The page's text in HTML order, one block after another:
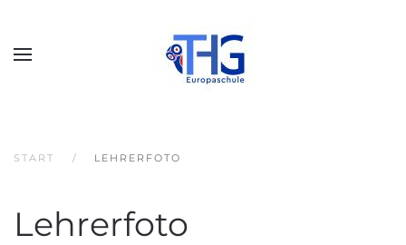
START LEHRERFOTO
Lehrerfoto